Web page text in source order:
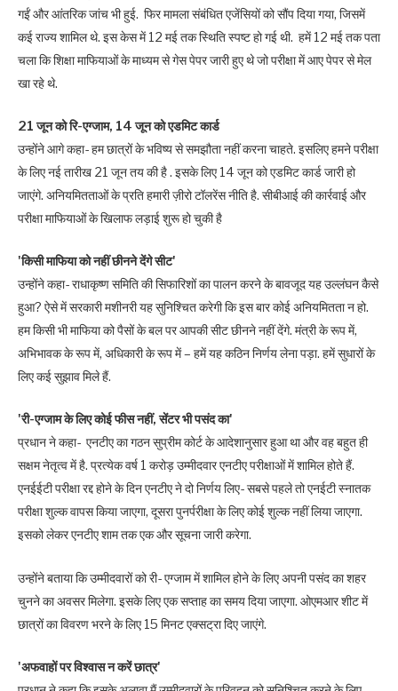
गईं और आंतरिक जांच भी हुई. फिर मामला संबंधित एजेंसियों को सौंप दिया गया, जिसमें
कई राज्य शामिल थे. इस केस में 12 मई तक स्थिति स्पष्ट हो गई थी. हमें 12 मई तक पता
चला कि शिक्षा माफियाओं के माध्यम से गेस पेपर जारी हुए थे जो परीक्षा में आए पेपर से मेल
खा रहे थे.
21 जून को रि-एग्जाम, 14 जून को एडमिट कार्ड
उन्होंने आगे कहा- हम छात्रों के भविष्य से समझौता नहीं करना चाहते. इसलिए हमने परीक्षा
के लिए नई तारीख 21 जून तय की है . इसके लिए 14 जून को एडमिट कार्ड जारी हो
जाएंगे. अनियमितताओं के प्रति हमारी ज़ीरो टॉलरेंस नीति है. सीबीआई की कार्रवाई और
परीक्षा माफियाओं के खिलाफ लड़ाई शुरू हो चुकी है
'किसी माफिया को नहीं छीनने देंगे सीट'
उन्होंने कहा- राधाकृष्ण समिति की सिफारिशों का पालन करने के बावजूद यह उल्लंघन कैसे
हुआ? ऐसे में सरकारी मशीनरी यह सुनिश्चित करेगी कि इस बार कोई अनियमितता न हो.
हम किसी भी माफिया को पैसों के बल पर आपकी सीट छीनने नहीं देंगे. मंत्री के रूप में,
अभिभावक के रूप में, अधिकारी के रूप में – हमें यह कठिन निर्णय लेना पड़ा. हमें सुधारों के
लिए कई सुझाव मिले हैं.
'री-एग्जाम के लिए कोई फीस नहीं, सेंटर भी पसंद का'
प्रधान ने कहा- एनटीए का गठन सुप्रीम कोर्ट के आदेशानुसार हुआ था और वह बहुत ही
सक्षम नेतृत्व में है. प्रत्येक वर्ष 1 करोड़ उम्मीदवार एनटीए परीक्षाओं में शामिल होते हैं.
एनईईटी परीक्षा रद्द होने के दिन एनटीए ने दो निर्णय लिए- सबसे पहले तो एनईटी स्नातक
परीक्षा शुल्क वापस किया जाएगा, दूसरा पुनर्परीक्षा के लिए कोई शुल्क नहीं लिया जाएगा.
इसको लेकर एनटीए शाम तक एक और सूचना जारी करेगा.
उन्होंने बताया कि उम्मीदवारों को री- एग्जाम में शामिल होने के लिए अपनी पसंद का शहर
चुनने का अवसर मिलेगा. इसके लिए एक सप्ताह का समय दिया जाएगा. ओएमआर शीट में
छात्रों का विवरण भरने के लिए 15 मिनट एक्सट्रा दिए जाएंगे.
'अफवाहों पर विश्वास न करें छात्र'